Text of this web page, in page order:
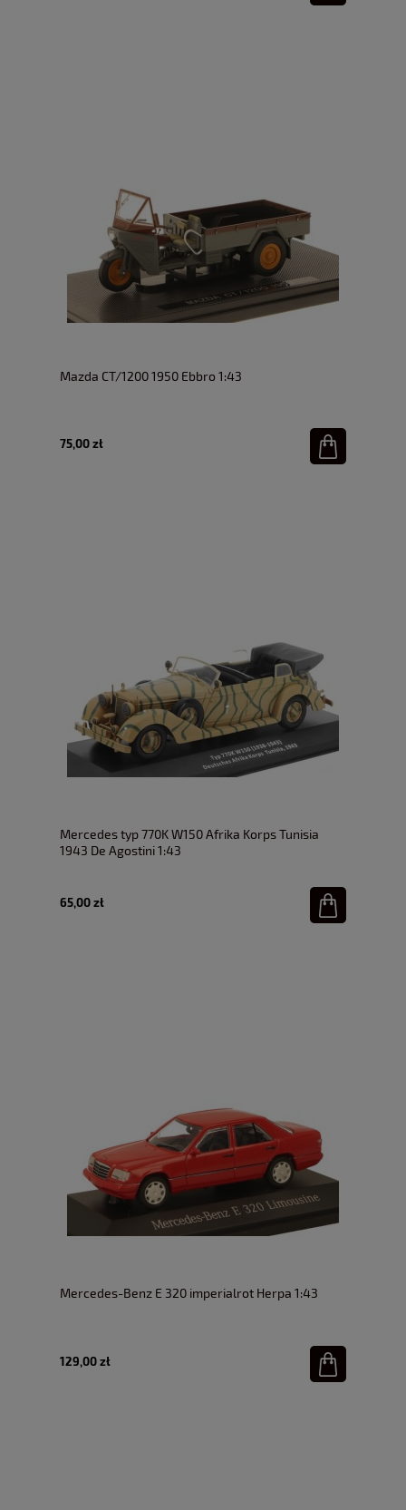
Mazda CT/1200 1950 Ebbro 1:43
75,00 zł
Mercedes typ 770K W150 Afrika Korps Tunisia
1943 De Agostini 1:43
65,00 zł
Mercedes-Benz E 320 imperialrot Herpa 1:43
129,00 zł